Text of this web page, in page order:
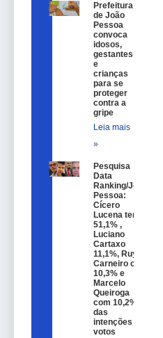
Prefeitura
de João
Pessoa
convoca
idosos,
gestantes
e
crianças
para se
proteger
contra a
gripe
Leia mais
»
Pesquisa
Data
Ranking/João
Pessoa:
Cícero
Lucena tem
51,1% ,
Luciano
Cartaxo
11,1%, Ruy
Carneiro com
10,3% e
Marcelo
Queiroga
com 10,2%
das
intenções de
votos